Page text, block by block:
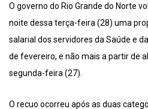
O governo do Rio Grande do Norte
noite dessa terça-feira (28) uma
salarial dos servidores da Saúde e
de fevereiro, e não mais a partir de
segunda-feira (27).
O recuo ocorreu após as duas